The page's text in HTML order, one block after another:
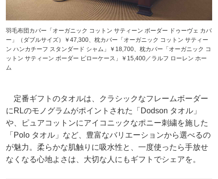
羽毛布団カバー「オーガニック コットン サティーン ボーダー ドゥーヴェ カバ
ー」（ダブルサイズ）￥47,300、枕カバー「オーガニック コットン サティー
ン ハンカチーフ スタンダード シャム」￥18,700、枕カバー「オーガニック コ
ットン サティーン ボーダー ピローケース」￥15,400／ラルフ ローレン ホー
ム
定番ギフトのタオルは、クラシックなフレームボーダー
にRLのモノグラムがポイントされた「Dodson タオル」
や、ピュアコットンにアイコニックなポニー刺繍を施した
「Polo タオル」など、豊富なバリエーションから選べるの
が魅力。柔らかな肌触りに吸水性と、一度使ったら手放せ
なくなる心地よさは、大切な人にもギフトでシェアを。